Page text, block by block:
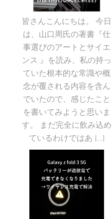
皆さんこんにちは。 今日
は、山口周氏の著書『仕
事選びのアートとサイエ
ンス 』を読み、私の持っ
ていた根本的な常識や概
念が覆される内容を含ん
でいたので、感じたこと
を書いてみようと思いま
す。 まだ完全に飲み込め
ているわけではあ […]